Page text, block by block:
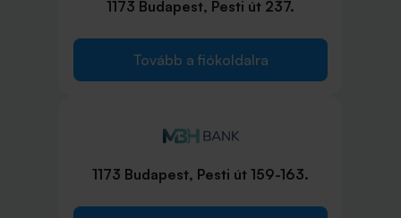
1173 Budapest, Pesti út 237.
Tovább a fiókoldalra
1173 Budapest, Pesti út 159-163.